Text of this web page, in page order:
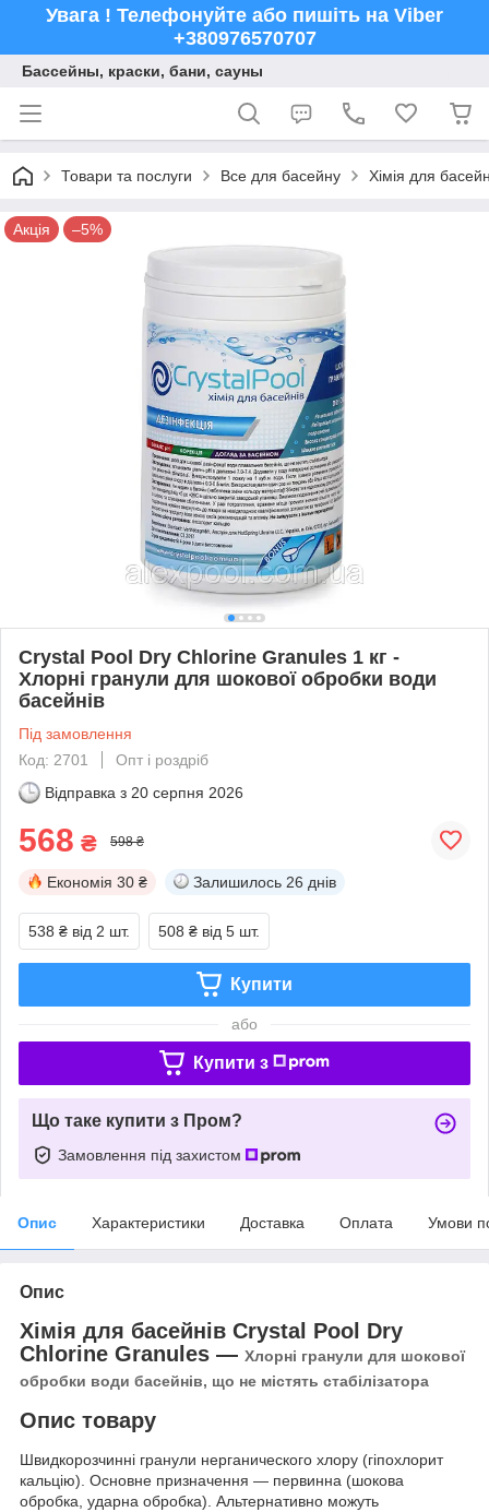
Увага ! Телефонуйте або пишіть на Viber
+380976570707
Бассейны, краски, бани, сауны
Товари та послуги Все для басейну Хімія для
Акція –5%
Crystal Pool Dry Chlorine Granules 1 кг -
Хлорні гранули для шокової обробки води
басейнів
Під замовлення
Код: 2701
Опт і роздріб
Відправка з 20 серпня 2026
568 ₴ 598 ₴
Економія 30 ₴ Залишилось 26 днів
538 ₴ від 2 шт. 508 ₴ від 5 шт.
Купити
або
Купити з
Що таке купити з Пром?
Замовлення під захистом
Опис Характеристики Доставка Оплата Умови
Опис
Хімія для басейнів Crystal Pool Dry
Chlorine Granules ― Хлорні гранули для шокової
обробки води басейнів, що не містять стабілізатора
Опис товару
Швидкорозчинні гранули нерганического хлору (гіпохлорит
кальцію). Основне призначення — первинна (шокова
обробка, ударна обробка). Альтернативно можуть